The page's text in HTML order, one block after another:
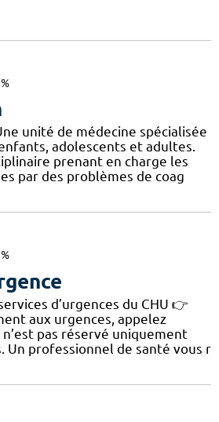
unité de médecine spécialisée
adolescents et adultes.
prenant en charge les
par des problèmes de coag
d’urgences du CHU 👉
aux urgences, appelez
n’est pas réservé uniquement
Un professionnel de santé vous r